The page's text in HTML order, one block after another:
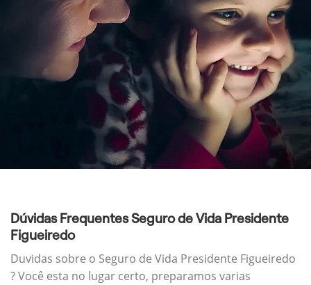
Dúvidas Frequentes Seguro de Vida Presidente
Figueiredo
Duvidas sobre o Seguro de Vida Presidente Figueiredo
? Você esta no lugar certo, preparamos varias